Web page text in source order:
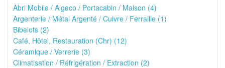
Abri Mobile / Algeco / Portacabin / Maison (4)
Argenterie / Métal Argenté / Cuivre / Ferraille (1)
Bibelots (2)
Café, Hôtel, Restauration (Chr) (12)
Céramique / Verrerie (3)
Climatisation / Réfrigération / Extraction (2)